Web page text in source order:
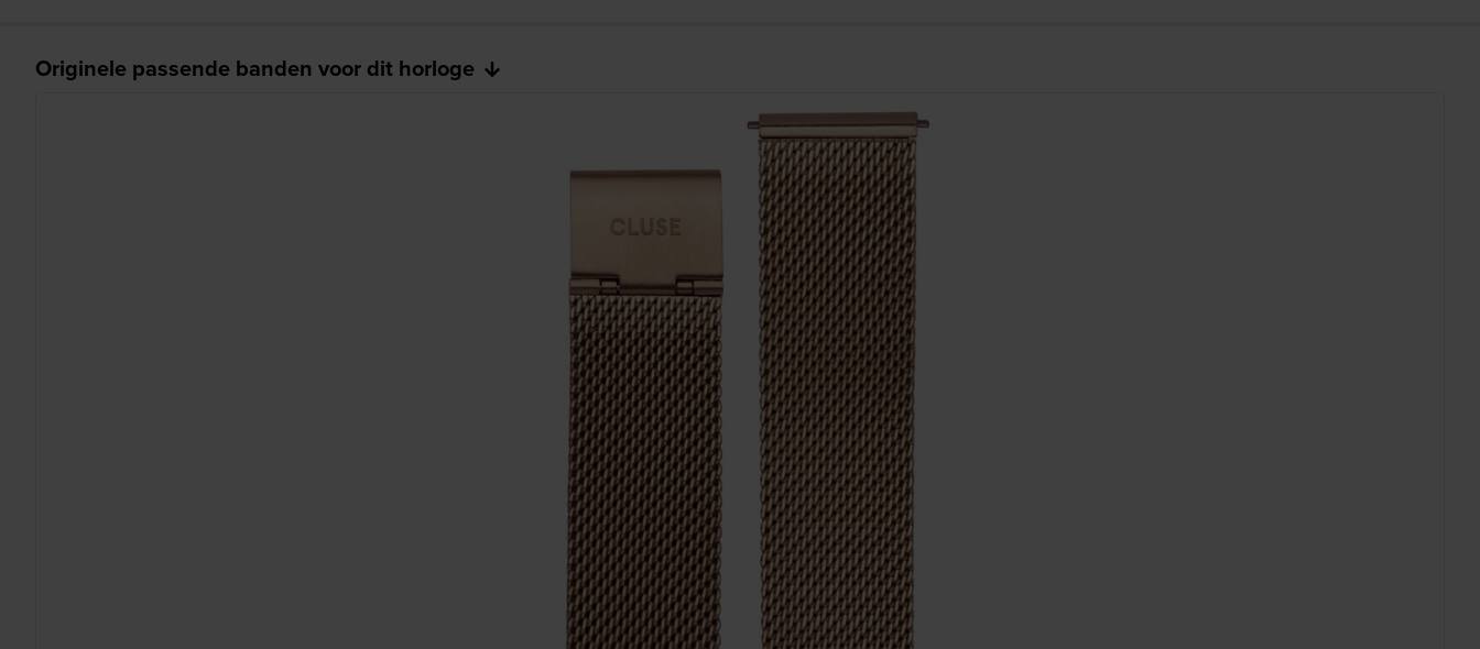
Originele passende banden voor dit horloge